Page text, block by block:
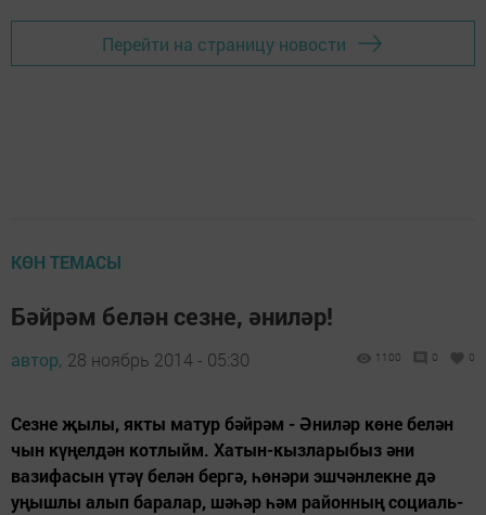
Перейти на страницу новости
КӨН ТЕМАСЫ
Бәйрәм белән сезне, әниләр!
автор, 28 ноябрь 2014 - 05:30 1100 0 0
Сезне җылы, якты матур бәйрәм - Әниләр көне белән
чын күңелдән котлыйм. Хатын-кызларыбыз әни
вазифасын үтәү белән бергә, һөнәри эшчәнлекне дә
уңышлы алып баралар, шәһәр һәм районның социаль-